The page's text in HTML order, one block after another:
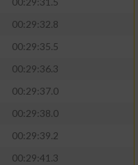
00:29:32.8
00:29:35.5
00:29:36.3
00:29:37.0
00:29:38.0
00:29:39.2
00:29:41.3
Auswahl